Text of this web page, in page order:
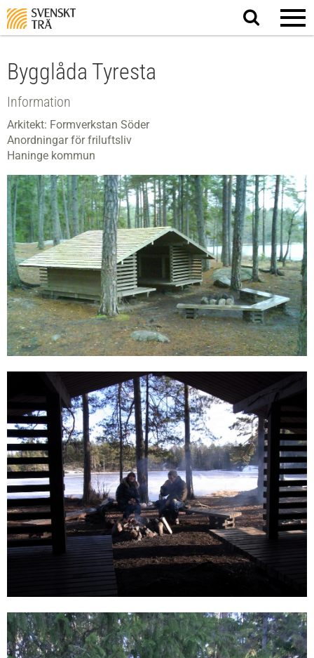
Sök
på
Bygglåda Tyresta
Information
Arkitekt: Formverkstan Söder
Anordningar för friluftsliv
Haninge kommun